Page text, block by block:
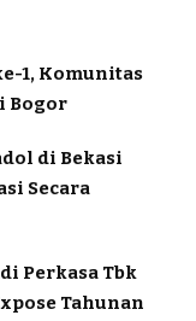
1, Komunitas
Bogor
di Bekasi
Secara
Perkasa Tbk
Tahunan